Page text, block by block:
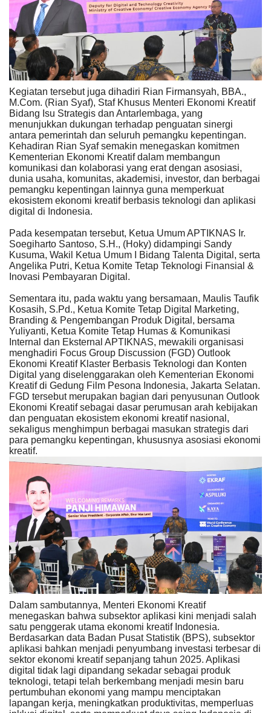
Kegiatan tersebut juga dihadiri Rian Firmansyah, BBA.,
M.Com. (Rian Syaf), Staf Khusus Menteri Ekonomi Kreatif
Bidang Isu Strategis dan Antarlembaga, yang
menunjukkan dukungan terhadap penguatan sinergi
antara pemerintah dan seluruh pemangku kepentingan.
Kehadiran Rian Syaf semakin menegaskan komitmen
Kementerian Ekonomi Kreatif dalam membangun
komunikasi dan kolaborasi yang erat dengan asosiasi,
dunia usaha, komunitas, akademisi, investor, dan berbagai
pemangku kepentingan lainnya guna memperkuat
ekosistem ekonomi kreatif berbasis teknologi dan aplikasi
digital di Indonesia.
Pada kesempatan tersebut, Ketua Umum APTIKNAS Ir.
Soegiharto Santoso, S.H., (Hoky) didampingi Sandy
Kusuma, Wakil Ketua Umum I Bidang Talenta Digital, serta
Angelika Putri, Ketua Komite Tetap Teknologi Finansial &
Inovasi Pembayaran Digital.
Sementara itu, pada waktu yang bersamaan, Maulis Taufik
Kosasih, S.Pd., Ketua Komite Tetap Digital Marketing,
Branding & Pengembangan Produk Digital, bersama
Yuliyanti, Ketua Komite Tetap Humas & Komunikasi
Internal dan Eksternal APTIKNAS, mewakili organisasi
menghadiri Focus Group Discussion (FGD) Outlook
Ekonomi Kreatif Klaster Berbasis Teknologi dan Konten
Digital yang diselenggarakan oleh Kementerian Ekonomi
Kreatif di Gedung Film Pesona Indonesia, Jakarta Selatan.
FGD tersebut merupakan bagian dari penyusunan Outlook
Ekonomi Kreatif sebagai dasar perumusan arah kebijakan
dan penguatan ekosistem ekonomi kreatif nasional,
sekaligus menghimpun berbagai masukan strategis dari
para pemangku kepentingan, khususnya asosiasi ekonomi
kreatif.
Dalam sambutannya, Menteri Ekonomi Kreatif
menegaskan bahwa subsektor aplikasi kini menjadi salah
satu penggerak utama ekonomi kreatif Indonesia.
Berdasarkan data Badan Pusat Statistik (BPS), subsektor
aplikasi bahkan menjadi penyumbang investasi terbesar di
sektor ekonomi kreatif sepanjang tahun 2025. Aplikasi
digital tidak lagi dipandang sekadar sebagai produk
teknologi, tetapi telah berkembang menjadi mesin baru
pertumbuhan ekonomi yang mampu menciptakan
lapangan kerja, meningkatkan produktivitas, memperluas